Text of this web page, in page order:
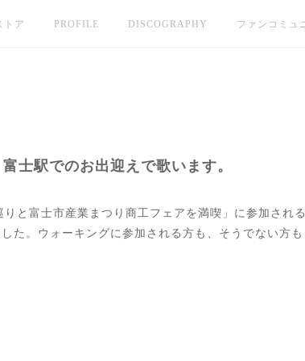
トア PROFILE DISCOGRAPHY ファンコミュ
士駅でのお出迎えで歌います。
と富士市産業まつり商工フェアを満喫」に参加され
た。ウォーキングに参加される方も、そうでない方